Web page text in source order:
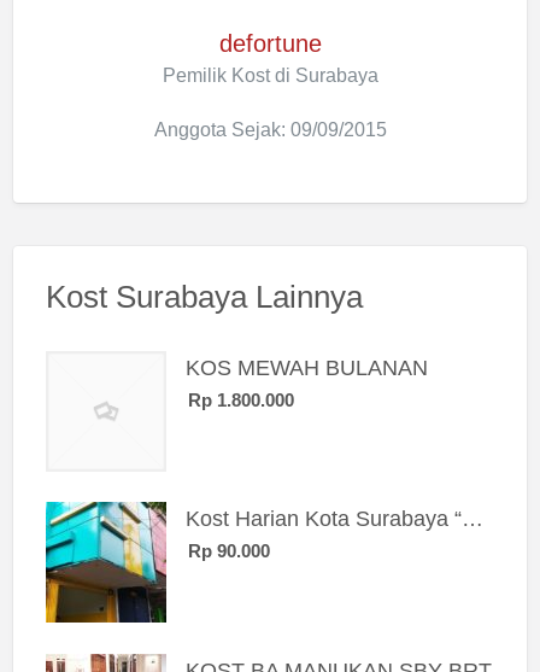
defortune
Pemilik Kost di Surabaya
Anggota Sejak: 09/09/2015
Kost Surabaya Lainnya
KOS MEWAH BULANAN
Rp 1.800.000
Kost Harian Kota Surabaya “Sierra Kost”
Rp 90.000